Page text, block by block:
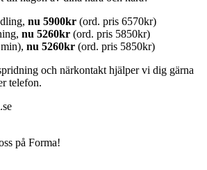
nu 5900kr (ord. pris 6570kr)
nu 5260kr (ord. pris 5850kr)
nu 5260kr (ord. pris 5850kr)
och närkontakt hjälper vi dig gärna
telefon.
på Forma!